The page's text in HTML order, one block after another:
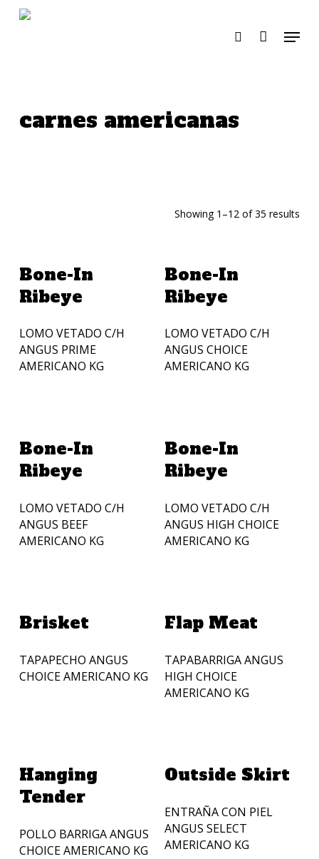
search Menu
carnes americanas
Showing 1–12 of 35 results
Bone-In
Ribeye
LOMO VETADO C/H
ANGUS PRIME
AMERICANO KG
Bone-In
Ribeye
LOMO VETADO C/H
ANGUS CHOICE
AMERICANO KG
Bone-In
Ribeye
LOMO VETADO C/H
ANGUS BEEF
AMERICANO KG
Bone-In
Ribeye
LOMO VETADO C/H
ANGUS HIGH CHOICE
AMERICANO KG
Brisket
TAPAPECHO ANGUS
CHOICE AMERICANO KG
Flap Meat
TAPABARRIGA ANGUS
HIGH CHOICE
AMERICANO KG
Hanging
Tender
POLLO BARRIGA ANGUS
CHOICE AMERICANO KG
Outside Skirt
ENTRAÑA CON PIEL
ANGUS SELECT
AMERICANO KG